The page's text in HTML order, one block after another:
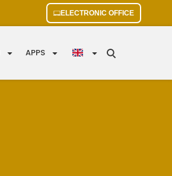
ELECTRONIC OFFICE
APPS